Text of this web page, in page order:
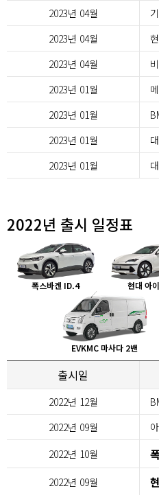
2023년 04월
2023년 04월
2023년 04월
2023년 01월
2023년 01월
2023년 01월
2023년 01월
2022년 출시 일정표
폭스바겐 ID.4 현대 아
EVKMC 마사다 2밴
출시일
2022년 12월
2022년 09월
2022년 10월
2022년 09월